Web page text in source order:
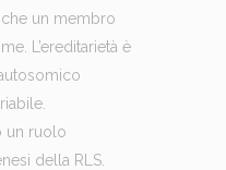
un membro
L’ereditarietà è
un ruolo
della RLS.